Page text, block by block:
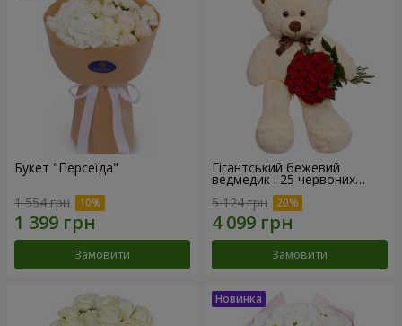
Букет "Персеїда"
1 554 грн
Замовити
Гігантський бежевий
ведмедик і 25 червоних
троянд
5 124 грн
Замовити